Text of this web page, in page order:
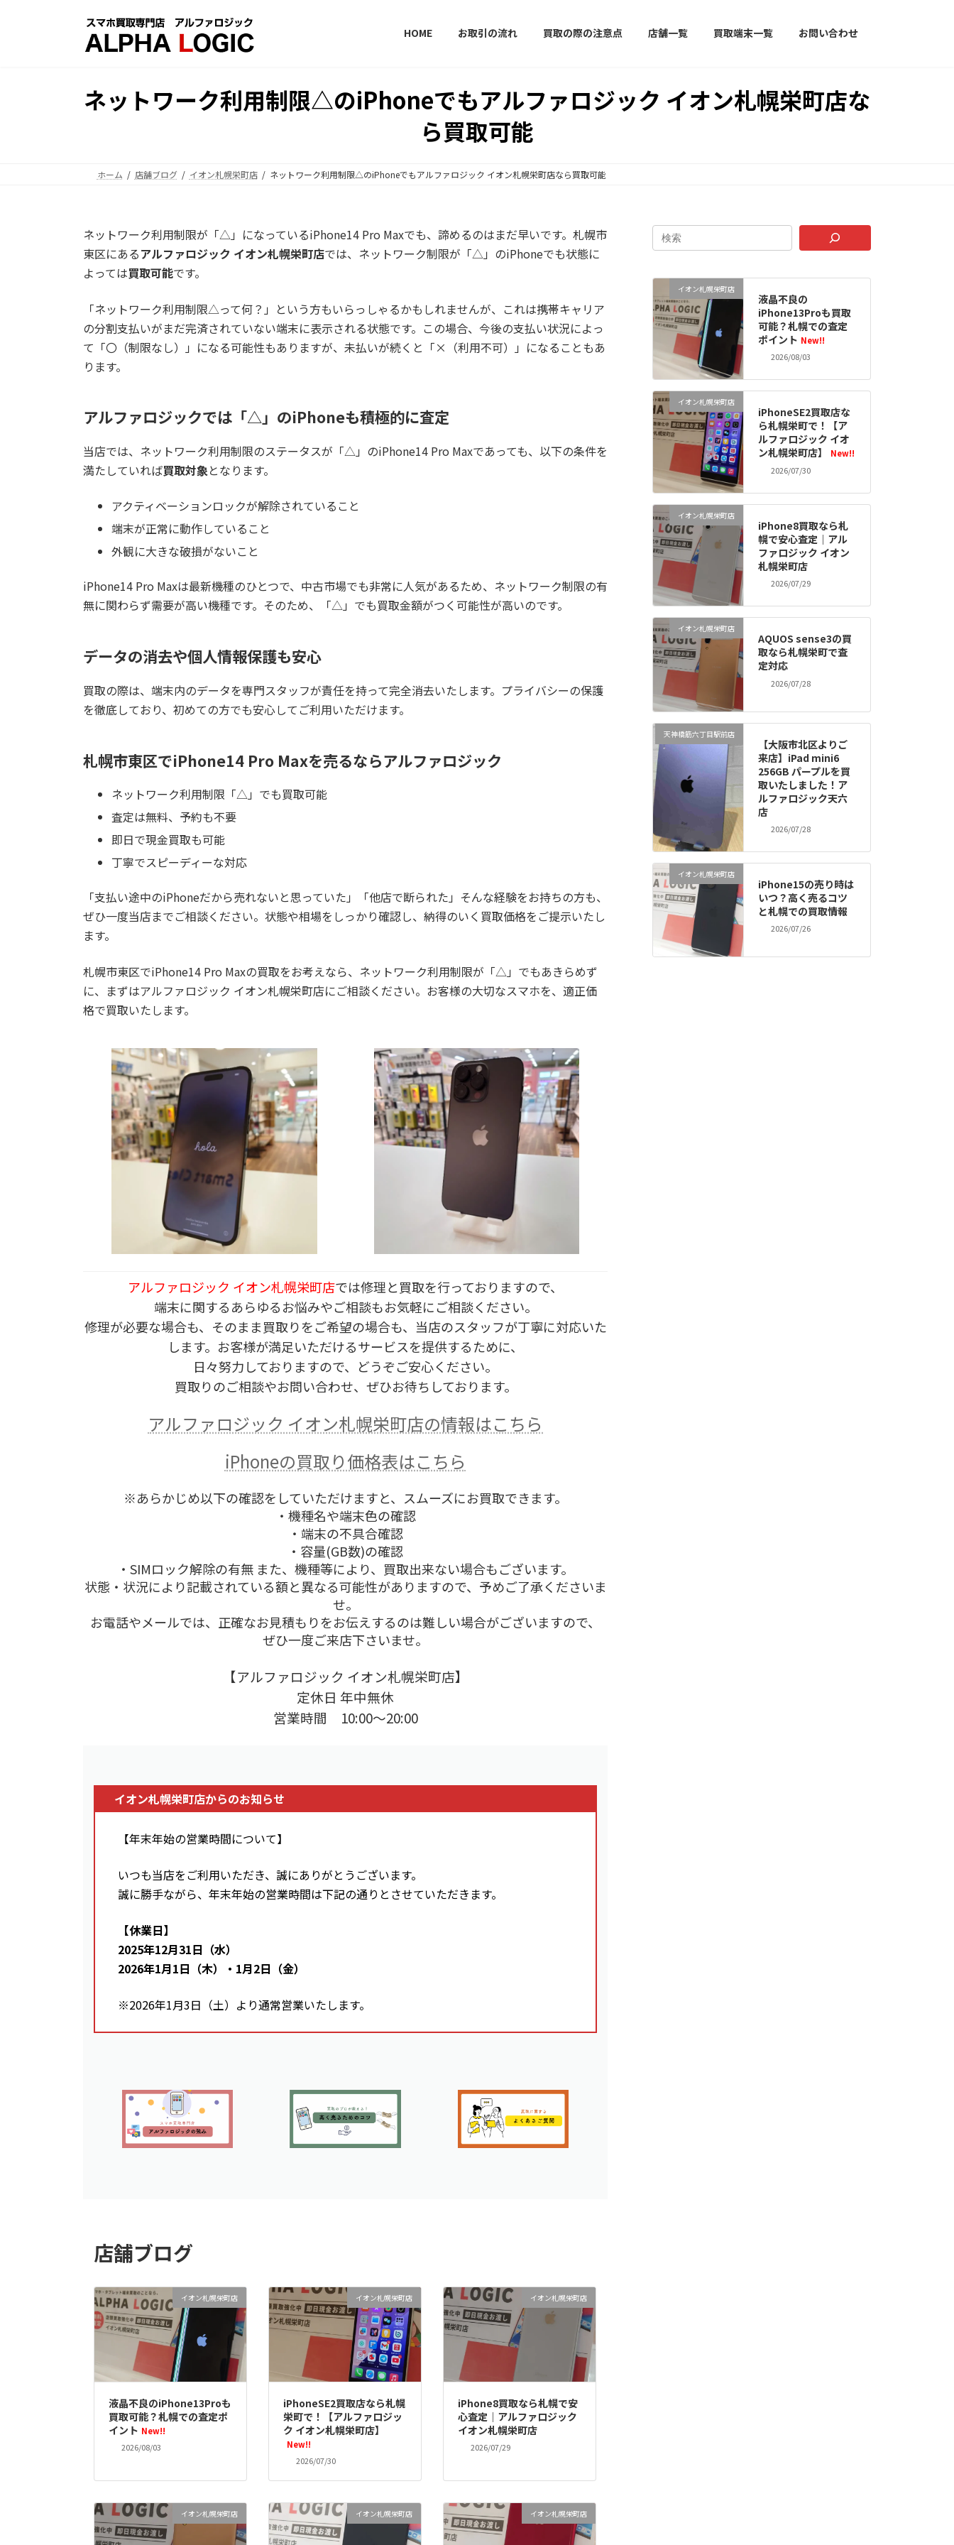
HOME お取引の流れ 買取の際の注意点 店舗一覧 買取端末一覧 お問い合わせ
ネットワーク利用制限△のiPhoneでもアルファロジック イオン札幌栄町店な
ら買取可能
ホーム 店舗ブログ イオン札幌栄町店 ネットワーク利用制限△のiPhoneでもアルファロジック イオン札幌栄町店なら買取可能
ネットワーク利用制限が「△」になっているiPhone14 Pro Maxでも、諦めるのはまだ早いです。札幌市
東区にあるアルファロジック イオン札幌栄町店では、ネットワーク制限が「△」のiPhoneでも状態に
よっては買取可能です。
「ネットワーク利用制限△って何？」という方もいらっしゃるかもしれませんが、これは携帯キャリア
の分割支払いがまだ完済されていない端末に表示される状態です。この場合、今後の支払い状況によっ
て「〇（制限なし）」になる可能性もありますが、未払いが続くと「×（利用不可）」になることもあ
ります。
アルファロジックでは「△」のiPhoneも積極的に査定
当店では、ネットワーク利用制限のステータスが「△」のiPhone14 Pro Maxであっても、以下の条件を
満たしていれば買取対象となります。
アクティベーションロックが解除されていること
端末が正常に動作していること
外観に大きな破損がないこと
iPhone14 Pro Maxは最新機種のひとつで、中古市場でも非常に人気があるため、ネットワーク制限の有
無に関わらず需要が高い機種です。そのため、「△」でも買取金額がつく可能性が高いのです。
データの消去や個人情報保護も安心
買取の際は、端末内のデータを専門スタッフが責任を持って完全消去いたします。プライバシーの保護
を徹底しており、初めての方でも安心してご利用いただけます。
札幌市東区でiPhone14 Pro Maxを売るならアルファロジック
ネットワーク利用制限「△」でも買取可能
査定は無料、 予約も不要
即日で現金買取も可能
丁寧でスピーディーな対応
「支払い途中のiPhoneだから売れないと思っていた」「他店で断られた」そんな経験をお持ちの方も、
ぜひ一度当店までご相談ください。状態や相場をしっかり確認し、納得のいく買取価格をご提示いたし
ます。
札幌市東区でiPhone14 Pro Maxの買取をお考えなら、ネットワーク利用制限が「△」でもあきらめず
に、まずはアルファロジック イオン札幌栄町店にご相談ください。お客様の大切なスマホを、適正価
格で買取いたします。
アルファロジック イオン札幌栄町店では修理と買取を行っておりますので、
端末に関するあらゆるお悩みやご相談もお気軽にご相談ください。
修理が必要な場合も、そのまま買取りをご希望の場合も、当店のスタッフが丁寧に対応いた
します。お客様が満足いただけるサービスを提供するために、
日々努力しておりますので、どうぞご安心ください。
買取りのご相談やお問い合わせ、ぜひお待ちしております。
アルファロジック イオン札幌栄町店の情報はこちら
iPhoneの買取り価格表はこちら
※あらかじめ以下の確認をしていただけますと、スムーズにお買取できます。
・機種名や端末色の確認
・端末の不具合確認
・容量(GB数)の確認
・SIMロック解除の有無 また、機種等により、買取出来ない場合もございます。
状態・状況により記載されている額と異なる可能性がありますので、予めご了承くださいま
せ。
お電話やメールでは、正確なお見積もりをお伝えするのは難しい場合がございますので、
ぜひ一度ご来店下さいませ。
【アルファロジック イオン札幌栄町店】
定休日 年中無休
営業時間 10:00～20:00
イオン札幌栄町店からのお知らせ
【年末年始の営業時間について】
いつも当店をご利用いただき、誠にありがとうございます。
誠に勝手ながら、年末年始の営業時間は下記の通りとさせていただきます。
【休業日】
2025年12月31日（水）
2026年1月1日（木）・1月2日（金）
※2026年1月3日（土）より通常営業いたします。
店舗ブログ
イオン札幌栄町店
液晶不良のiPhone13Proも
買取可能？札幌での査定ポ
イント New!!
2026/08/03
イオン札幌栄町店
iPhoneSE2買取店なら札幌
栄町で！【アルファロジッ
ク イオン札幌栄町店】
New!!
2026/07/30
イオン札幌栄町店
iPhone8買取なら札幌で安
心査定｜アルファロジック
イオン札幌栄町店
2026/07/29
イオン札幌栄町店 イオン札幌栄町店 イオン札幌栄町店
イオン札幌栄町店
液晶不良の
iPhone13Proも買取
可能？札幌での査定
ポイント New!!
2026/08/03
イオン札幌栄町店
iPhoneSE2買取店な
ら札幌栄町で！【ア
ルファロジック イオ
ン札幌栄町店】
New!!
2026/07/30
イオン札幌栄町店
iPhone8買取なら札
幌で安心査定｜アル
ファロジック イオン
札幌栄町店
2026/07/29
イオン札幌栄町店
AQUOS sense3の買
取なら札幌栄町で査
定対応
2026/07/28
天神橋筋六丁目駅前店
【大阪市北区よりご
来店】iPad mini6
256GB パープルを買
取いたしました！ア
ルファロジック天六
店
2026/07/28
イオン札幌栄町店
iPhone15の売り時は
いつ？高く売るコツ
と札幌での買取情報
2026/07/26